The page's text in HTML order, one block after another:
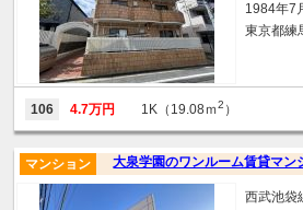
1984年7
東京都練
106 4.7万円 1K（19.08ｍ2 ）
大泉学園のワンルーム賃貸マン
マンション
西武池袋